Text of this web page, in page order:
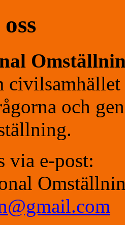
och
via e-post: